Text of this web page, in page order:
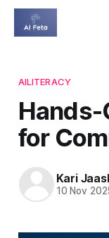
AILITERACY
Hands-
for
Kari
10 Nov